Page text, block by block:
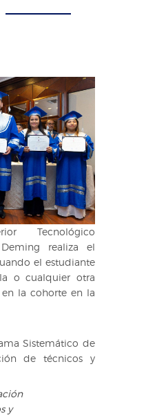
Tecnológico
realiza el
el estudiante
o cualquier otra
la cohorte en la
Sistemático de
de técnicos y
y